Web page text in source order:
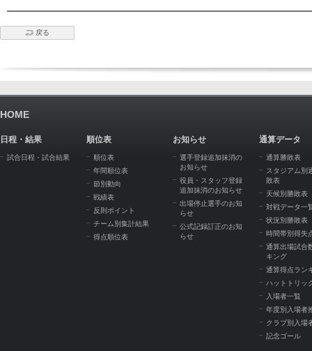
戻る
HOME
日程・結果
試合日程・試合結果
順位表
順位表
年間順位表
節別動向
戦績表
反則ポイント
チーム別集計結果
得点順位表
お知らせ
選手登録追加抹消の
お知らせ
役員・スタッフ登録
追加抹消のお知らせ
出場停止選手のお知
らせ
公式記録訂正のお知
らせ
通算データ
通算勝敗表
スタジアム別
敗表
天候別勝敗表
対戦データ一
状況別勝敗表
時間帯別得失
通算出場試合
キング
通算得点ラン
ハットトリッ
入場者一覧
年度別入場者
クラブ別入場
記念ゴール